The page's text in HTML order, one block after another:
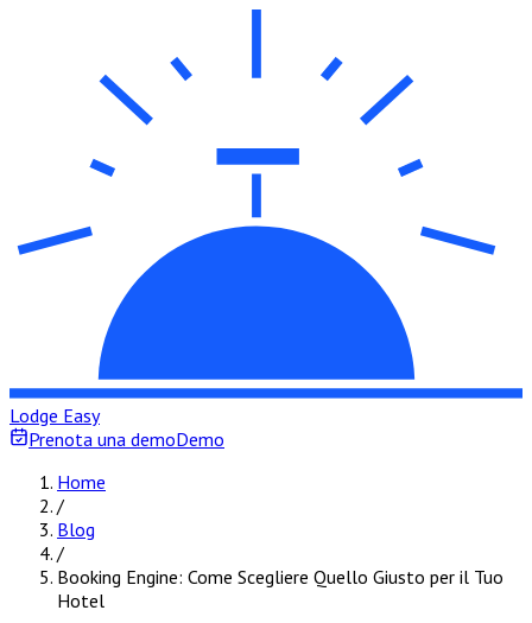
Lodge Easy
Prenota una demoDemo
Home
/
Blog
/
Booking Engine: Come Scegliere Quello Giusto per il Tuo
Hotel